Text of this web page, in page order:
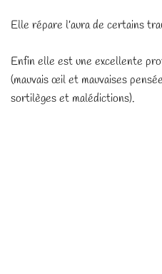
Elle répare l’aura de certains
Enfin elle est une excellente
(mauvais œil et mauvaises
sortilèges et malédictions).